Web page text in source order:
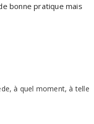
bonne pratique mais
à quel moment, à telle